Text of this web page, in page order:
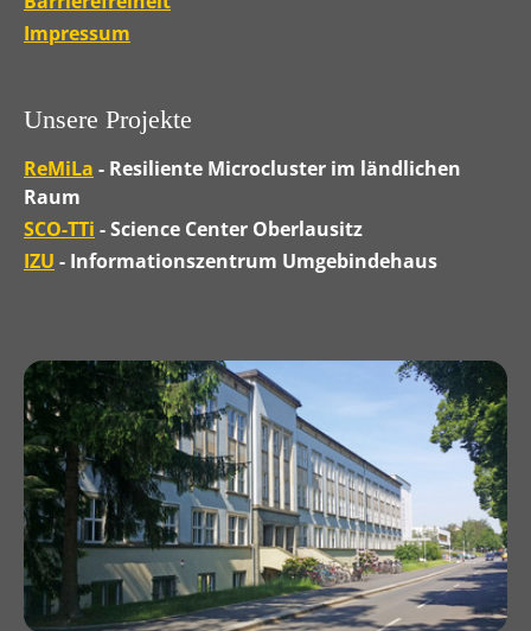
Impressum
Unsere Projekte
ReMiLa - Resiliente Microcluster im ländlichen
Raum
SCO-TTi - Science Center Oberlausitz
IZU - Informationszentrum Umgebindehaus